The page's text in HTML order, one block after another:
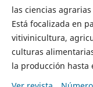
las ciencias
Está focalizada en
vitivinicultura,
culturas
la producción hasta